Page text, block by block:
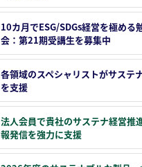
10カ月でESG/SDGs経営を極める
会：第21期受講生を募集中
各領域のスペシャリストがサステ
を支援
法人会員で貴社のサステナ経営推
報発信を強力に支援